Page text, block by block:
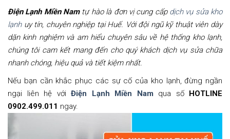
Điện Lạnh Miền Namtự hào là đơn vị cung cấp dịch vụ sửa kho
lạnhuy tín, chuyên nghiệp tại Huế. Với đội ngũ kỹ thuật viên dày
dặn kinh nghiệm và am hiểu chuyên sâu về hệ thống kho lạnh,
chúng tôi cam kết mang đến cho quý khách dịch vụ sửa chữa
nhanh chóng, hiệu quả và tiết kiệm nhất.
Nếu bạn cần khắc phục các sự cố của kho lạnh, đừng ngần
ngại liên hệ với Điện Lạnh Miền Nam qua số HOTLINE
0902.499.011 ngay.